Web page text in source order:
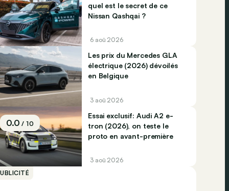
quel est le secret de ce
Nissan Qashqai ?
6 aoû 2026
Les prix du Mercedes GLA
électrique (2026) dévoilés
en Belgique
3 aoû 2026
0.0/ 10
Essai exclusif: Audi A2 e-
tron (2026), on teste le
proto en avant-première
3 aoû 2026